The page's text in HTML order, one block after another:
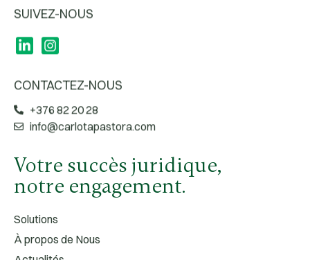
SUIVEZ-NOUS
CONTACTEZ-NOUS
+376 82 20 28
info@carlotapastora.com
Votre succès juridique,
notre engagement.
Solutions
À propos de Nous